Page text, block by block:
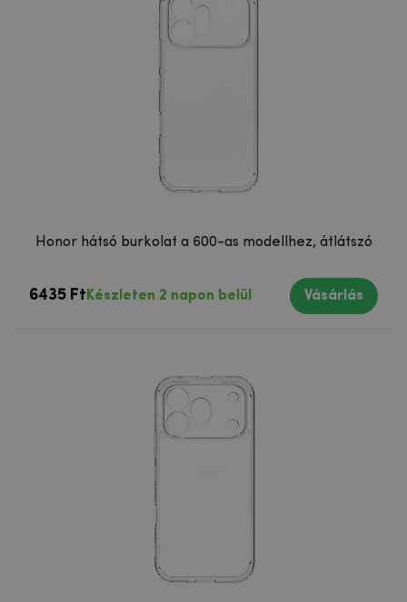
Honor hátsó burkolat a 600-as modellhez, átlátszó
6435 Ft Készleten 2 napon belül Vásárlás